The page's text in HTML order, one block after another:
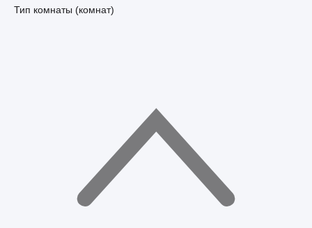
Тип комнаты (комнат)